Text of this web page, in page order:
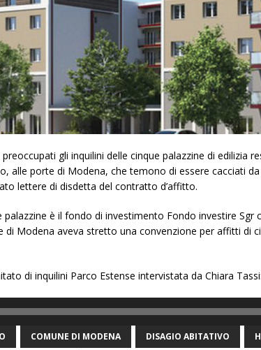
gli inquilini delle cinque palazzine di edilizia
alle porte di Modena, che temono di essere cacciati
lettere di disdetta del contratto d’affitto.
palazzine è il fondo di investimento Fondo investire Sgr
di Modena aveva stretto una convenzione per affitti di
di inquilini Parco Estense intervistata da Chiara Tassi:
COMUNE DI MODENA DISAGIO ABITATIVO